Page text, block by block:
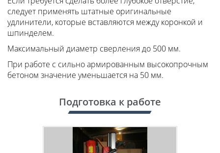
следует применять штатные оригинальные
удлинители, которые вставляются между коронкой и
шпинделем.
Максимальный диаметр сверления до 500 мм.
При работе с сильно армированным высокопрочным
бетоном значение уменьшается на 50 мм.
Подготовка к работе